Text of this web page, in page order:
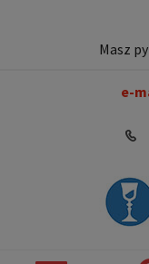
Masz
e-